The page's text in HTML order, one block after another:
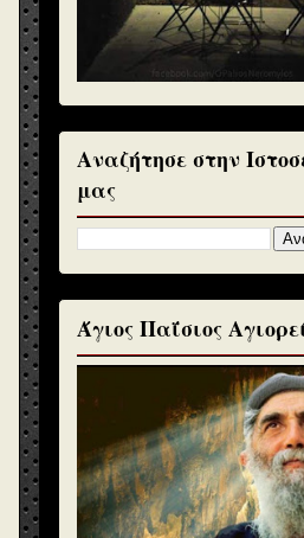
Αναζήτησε στην
μας
Άγιος Παΐσιος